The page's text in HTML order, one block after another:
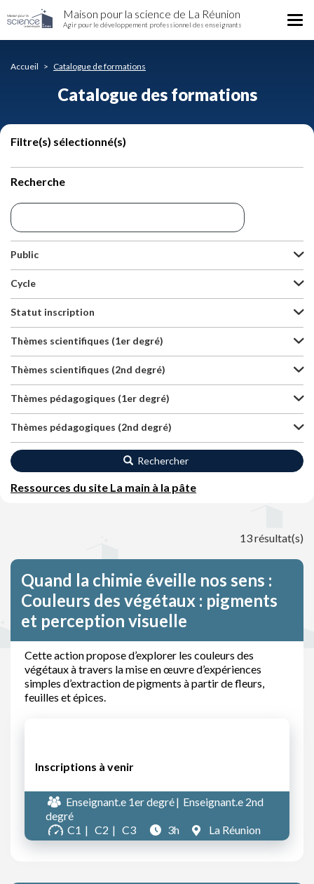
Catalogue
des
au
Maison pour la science de La Réunion
Agir pour le développement professionnel des enseignants
Accueil Catalogue de formations
Catalogue des formations
Filtre(s) sélectionné(s)
Recherche
Public
Cycle
Statut inscription
Thèmes scientifiques (1er degré)
Thèmes scientifiques (2nd degré)
Thèmes pédagogiques (1er degré)
Thèmes pédagogiques (2nd degré)
Rechercher
Ressources du site La main à la pâte
13 résultat(s)
Quand la chimie éveille nos sens :
Couleurs des végétaux : pigments
et perception visuelle
Cette action propose d’explorer les couleurs des
végétaux à travers la mise en œuvre d’expériences
simples d’extraction de pigments à partir de fleurs,
feuilles et épices.
Inscriptions à venir
Enseignant.e 1er degré
Enseignant.e 2nd
degré
C1
C2 C3 3h La Réunion